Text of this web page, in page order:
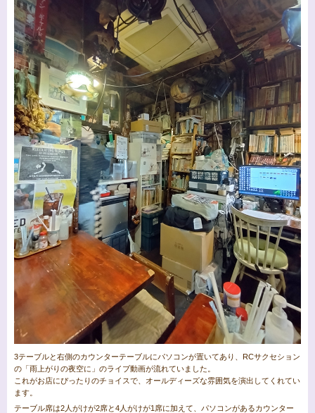
3テーブルと右側のカウンターテーブルにパソコンが置いてあり、RCサクセション
の「雨上がりの夜空に」のライブ動画が流れていました。
これがお店にぴったりのチョイスで、オールディーズな雰囲気を演出してくれてい
ます。
テーブル席は2人がけが2席と4人がけが1席に加えて、パソコンがあるカウンター